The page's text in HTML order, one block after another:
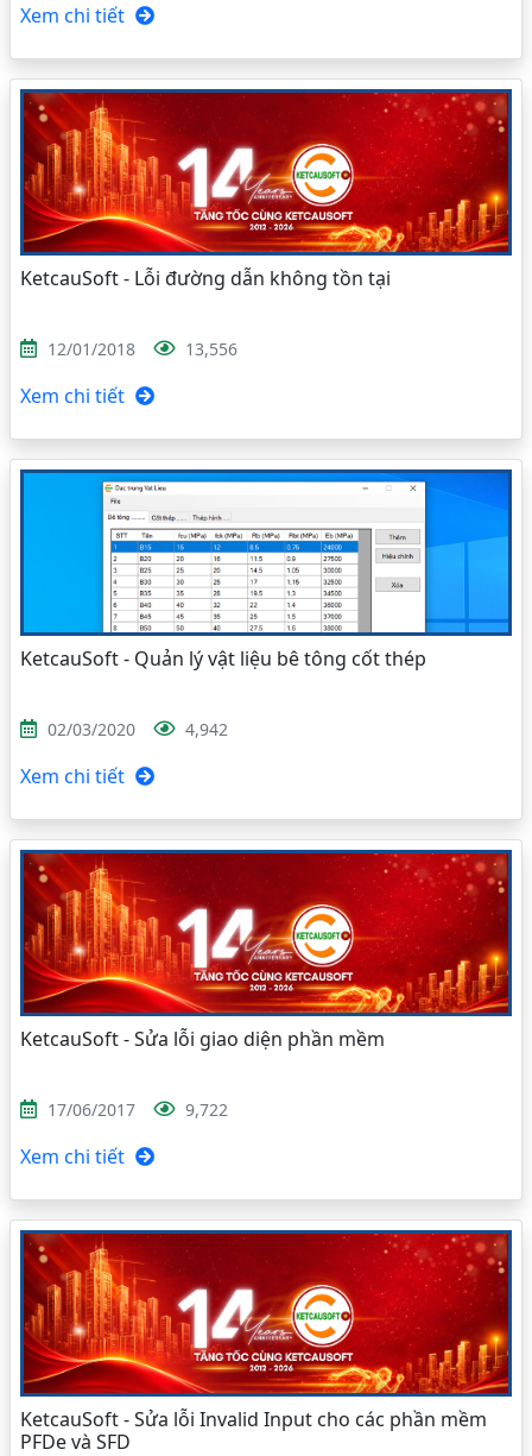
Xem chi tiết
KetcauSoft - Lỗi đường dẫn không tồn tại
12/01/2018 13,556
Xem chi tiết
KetcauSoft - Quản lý vật liệu bê tông cốt thép
02/03/2020 4,942
Xem chi tiết
KetcauSoft - Sửa lỗi giao diện phần mềm
17/06/2017 9,722
Xem chi tiết
KetcauSoft - Sửa lỗi Invalid Input cho các phần mềm
PFDe và SFD